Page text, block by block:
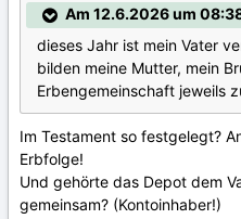
Am 12.6.2026 um
dieses Jahr ist mein Vater
bilden meine Mutter, mein
Erbengemeinschaft jeweils
Im Testament so festgelegt?
Erbfolge!
Und gehörte das Depot dem
gemeinsam? (Kontoinhaber!)